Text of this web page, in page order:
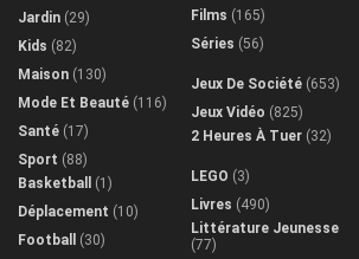
Jardin (29)
Kids (82)
Maison (130)
Mode Et Beauté (116)
Santé (17)
Sport (88)
Basketball
(1)
Déplacement (10)
Football
(30)
Films (165)
Séries (56)
Jeux De Société (653)
Jeux Vidéo (825)
2 Heures À Tuer (32)
LEGO (3)
Livres (490)
Littérature Jeunesse
(77)